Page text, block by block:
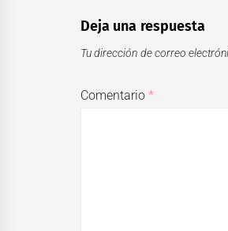
Deja una respuesta
Tu dirección de correo
Comentario*